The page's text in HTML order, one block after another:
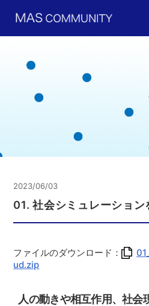
2023/06/03
01. 社会シミュレーション
ファイルのダウンロード：
ud.zip
人の動きや相互作用、社会